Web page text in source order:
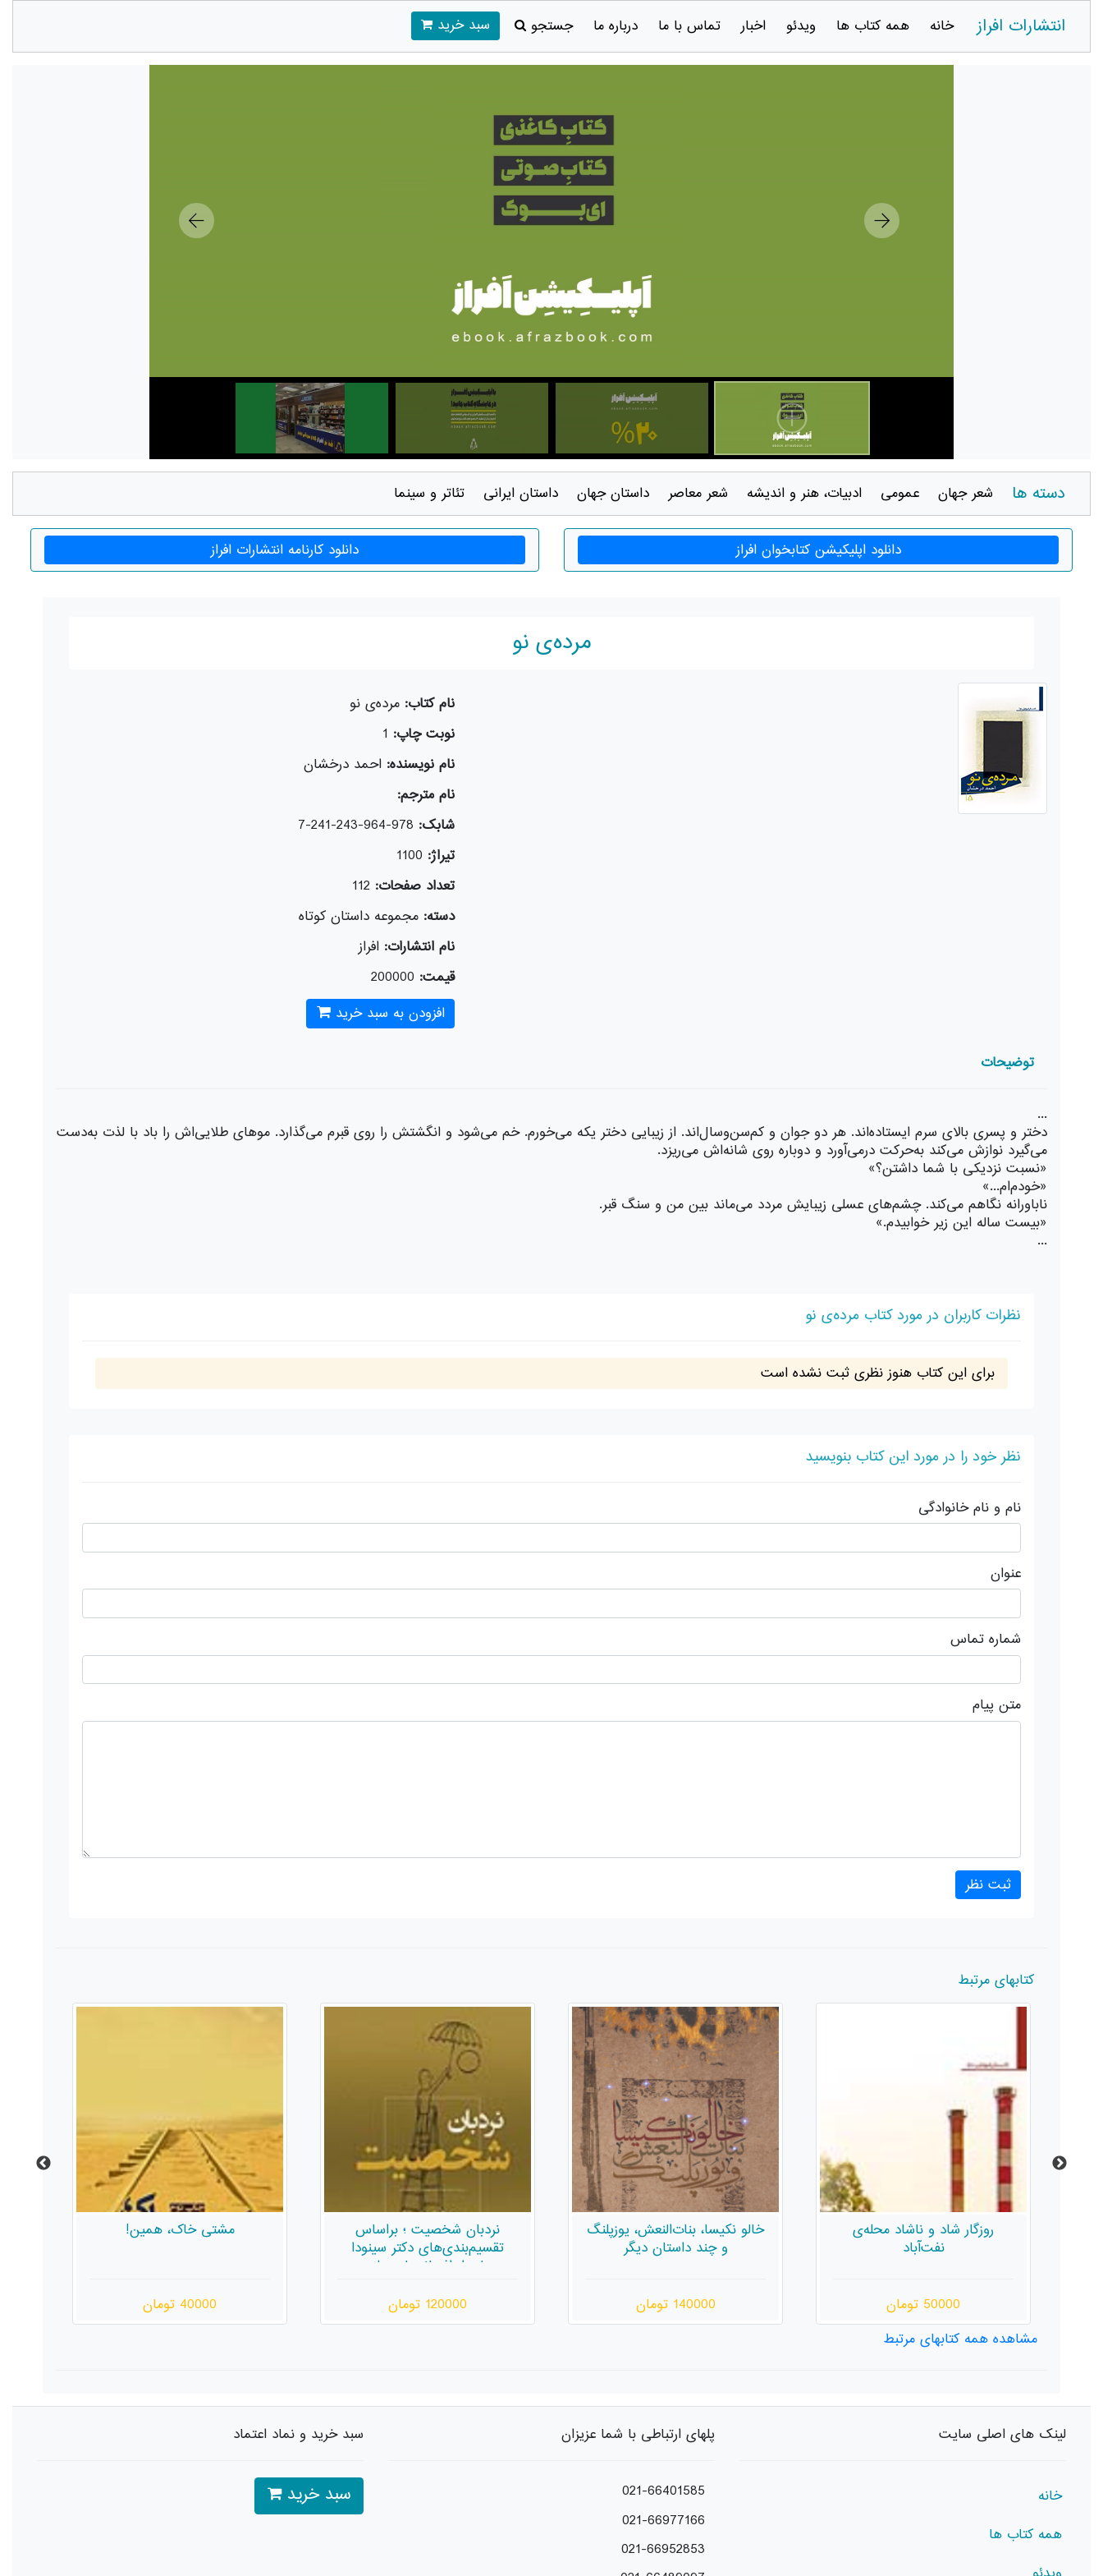
انتشارات افراز خانه همه کتاب ها ویدئو اخبار تماس با ما درباره ما جستجو سبد خرید
دسته ها شعر جهان عمومی ادبيات، هنر و انديشه شعر معاصر داستان جهان داستان ايرانی تئاتر و سينما
دانلود اپلیکیشن کتابخوان افراز دانلود کارنامه انتشارات افراز
مرده‌ی نو
نام کتاب:مرده‌ی نو
نوبت چاپ: 1
نام نویسنده:احمد درخشان
نام مترجم:
شابک: 978-964-243-241-7
تیراژ: 1100
تعداد صفحات: 112
دسته:مجموعه داستان كوتاه
نام انتشارات:افراز
قیمت: 200000
افزودن به سبد خرید
توضیحات
...
دختر و پسری بالای سرم ایستاده‌اند. هر دو جوان و کم‌سن‌وسال‌اند. از زیبایی دختر یکه می‌خورم. خم می‌شود و انگشتش را روی قبرم می‌گذارد. موهای طلایی‌اش را باد با لذت به‌دست
می‌گیرد نوازش می‌کند به‌حرکت درمی‌آورد و دوباره روی شانه‌اش می‌ریزد.
«نسبت نزدیکی با شما داشتن؟»
«خودم‌ام...»
ناباورانه نگاهم می‌کند. چشم‌های عسلی زیبایش مردد می‌ماند بین من و سنگ قبر.
«بیست ‌ساله این زیر خوابیدم.»
...
نظرات کاربران در مورد کتاب مرده‌ی نو
برای این کتاب هنوز نظری ثبت نشده است
نظر خود را در مورد این کتاب بنویسید
نام و نام خانوادگی
عنوان
شماره تماس
متن پیام
کتابهای مرتبط
داستان‌هایی از جنس زندگی در
180000 تومان
مشتی خاک، همين!
40000 تومان
نردبان شخصیت ؛ براساس
تقسیم‌بندی‌های دکتر سینودا
120000 تومان
خالو نکیسا، بنات‌النعش، یوزپلنگ
و چند داستان دیگر
140000 تومان
مشاهده همه کتابهای مرتبط
لینک های اصلی سایت
خانه
همه کتاب ها
پلهای ارتباطی با شما عزیزان
021-66401585
021-66977166
021-66952853
سبد خرید و نماد اعتماد
سبد خرید